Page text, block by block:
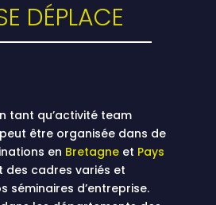
tant qu’activité team
être organisée dans de
en Bretagneet Pays
des cadres variés et
séminaires d’entreprise.
DÉPLACE